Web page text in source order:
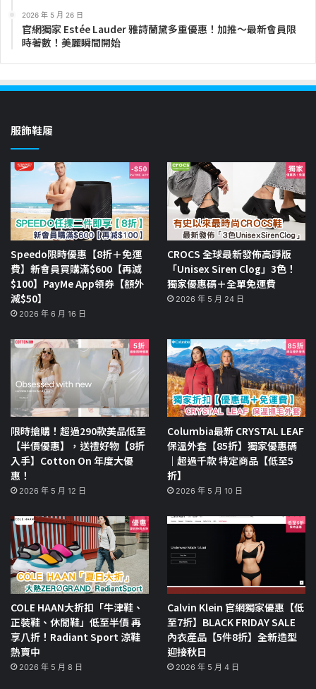
2026 年 5 月 26 日
官網獨家 Estée Lauder 雅詩蘭黛多重優惠！加推～最新會員限
時著數！美麗瞬間開始
服飾鞋履
Speedo限時優惠【8折＋免運
費】新會員買購滿$600【再減
$100】PayMe App領券【額外
減$50】
2026 年 6 月 16 日
CROCS 全球最新發佈高踭版
「Unisex Siren Clog」3色！
獨家優惠碼＋全單免運費
2026 年 5 月 24 日
限時搶購！超過290款美品低至
【半價優惠】，送禮好物【8折
入手】Cotton On 年度大優
惠！
2026 年 5 月 12 日
Columbia最新 CRYSTAL LEAF
保溫外套【85折】獨家優惠碼
｜超過千款 特定商品【低至5
折】
2026 年 5 月 10 日
COLE HAAN大折扣「牛津鞋、
正裝鞋、休閒鞋」低至半價 再
享八折！Radiant Sport 涼鞋
熱賣中
2026 年 5 月 8 日
Calvin Klein 官網獨家優惠【低
至7折】BLACK FRIDAY SALE
內衣產品【5件8折】全新造型
迎接秋日
2026 年 5 月 4 日